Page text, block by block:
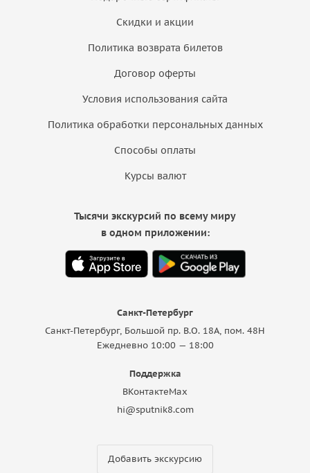
Скидки и акции
Политика возврата билетов
Договор оферты
Условия использования сайта
Политика обработки персональных данных
Способы оплаты
Курсы валют
Санкт-Петербург
Санкт-Петербург, Большой пр. В.О. 18A, пом. 48Н
Ежедневно 10:00 — 18:00
Поддержка
ВКонтактеMax
hi@sputnik8.com
Добавить экскурсию
Тысячи экскурсий по всему миру
в одном приложении: